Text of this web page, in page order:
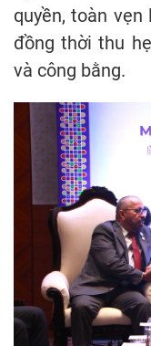
quyền, toàn
đồng thời thu
và công bằng.